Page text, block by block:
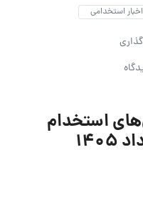
اخبار استخدامی
استخدام